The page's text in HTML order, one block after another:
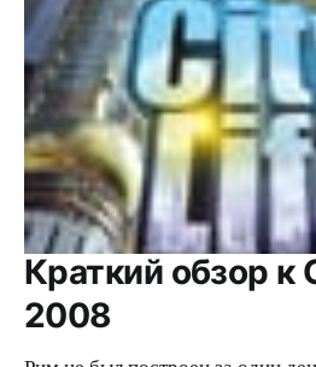
Краткий обзор к
2008